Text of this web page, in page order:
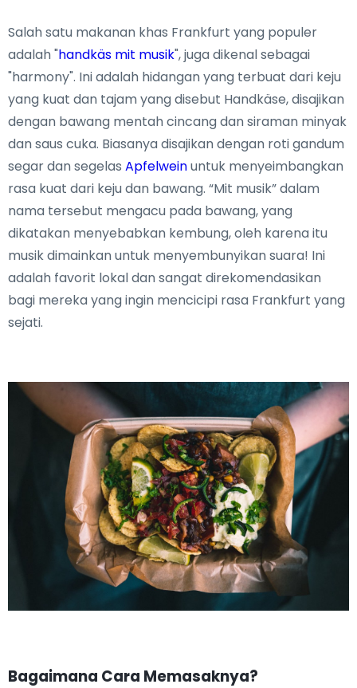
Salah satu makanan khas Frankfurt yang populer
adalah "handkäs mit musik", juga dikenal sebagai
"harmony". Ini adalah hidangan yang terbuat dari keju
yang kuat dan tajam yang disebut Handkäse, disajikan
dengan bawang mentah cincang dan siraman minyak
dan saus cuka. Biasanya disajikan dengan roti gandum
segar dan segelas Apfelweinuntuk menyeimbangkan
rasa kuat dari keju dan bawang. “Mit musik” dalam
nama tersebut mengacu pada bawang, yang
dikatakan menyebabkan kembung, oleh karena itu
musik dimainkan untuk menyembunyikan suara! Ini
adalah favorit lokal dan sangat direkomendasikan
bagi mereka yang ingin mencicipi rasa Frankfurt yang
sejati.
Bagaimana Cara Memasaknya?